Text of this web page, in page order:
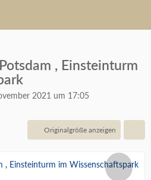
, Einsteinturm
2021 um 17:05
Originalgröße anzeigen